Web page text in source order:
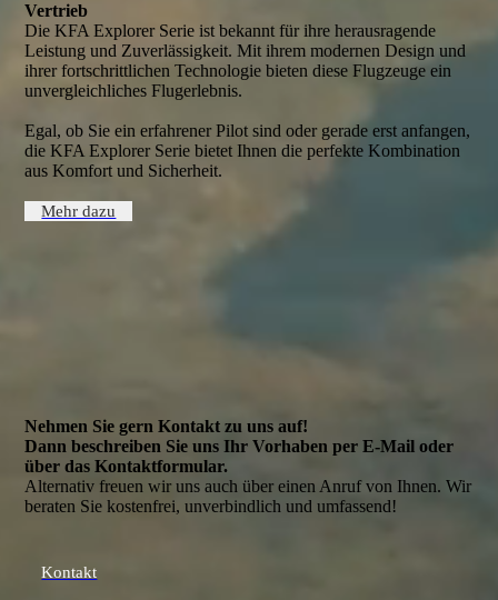
Vertrieb
Die KFA Explorer Serie ist bekannt für ihre herausragende
Leistung und Zuverlässigkeit. Mit ihrem modernen Design und
ihrer fortschrittlichen Technologie bieten diese Flugzeuge ein
unvergleichliches Flugerlebnis.
Egal, ob Sie ein erfahrener Pilot sind oder gerade erst anfangen,
die KFA Explorer Serie bietet Ihnen die perfekte Kombination
aus Komfort und Sicherheit.
Mehr dazu
Nehmen Sie gern Kontakt zu uns auf!
Dann beschreiben Sie uns Ihr Vorhaben per E-Mail oder
über das Kontakt­formular.
Alternativ freuen wir uns auch über einen Anruf von Ihnen. Wir
beraten Sie kostenfrei, unverbindlich und umfassend!
Kontakt